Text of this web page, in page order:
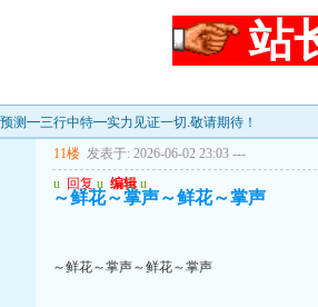
站
测━三行中特━实力见证一切.敬请期待！
11楼 发表于: 2026-06-02 23:03 ---
u 回复 u 编辑 u
～鲜花～掌声～鲜花～掌声
～鲜花～掌声～鲜花～掌声